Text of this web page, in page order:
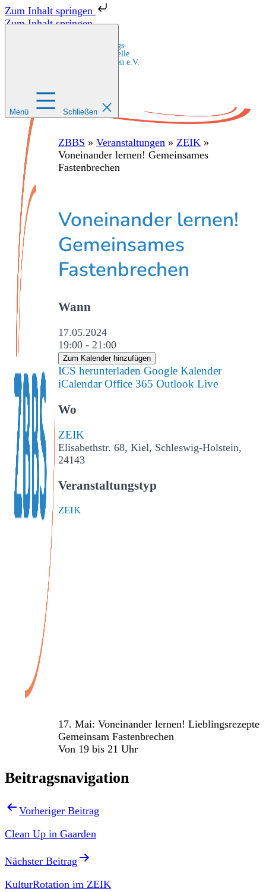
Zum Inhalt springen
Zum Inhalt springen
Zentrale Bildungs-
und Beratungsstelle
für Migrant:innen e.V.
Menü Schließen
ZBBS » Veranstaltungen » ZEIK »
Voneinander lernen! Gemeinsames
Fastenbrechen
Voneinander lernen!
Gemeinsames
Fastenbrechen
Wann
17.05.2024
19:00 - 21:00
Zum Kalender hinzufügen
ICS herunterladen Google Kalender
iCalendar Office 365 Outlook Live
Wo
ZEIK
Elisabethstr. 68, Kiel, Schleswig-Holstein,
24143
Veranstaltungstyp
ZEIK
17. Mai: Voneinander lernen! Lieblingsrezepte
Gemeinsam Fastenbrechen
Von 19 bis 21 Uhr
Beitragsnavigation
Vorheriger Beitrag
Clean Up in Gaarden
Nächster Beitrag
KulturRotation im ZEIK